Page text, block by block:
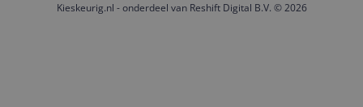
Kieskeurig.nl - onderdeel van Reshift Digital B.V. © 2026